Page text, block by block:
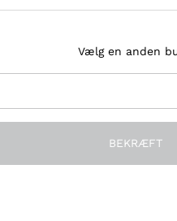
Hvem vi er
Vælg en anden
BEKRÆFT